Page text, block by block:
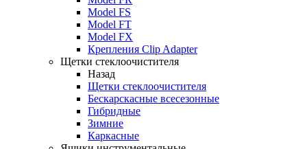
Model FS
Model FT
Model FX
Крепления Clip Adapter
Щетки стеклоочистителя
Назад
Щетки стеклоочистителя
Бескарскасные всесезонные
Гибридные
Зимние
Каркасные